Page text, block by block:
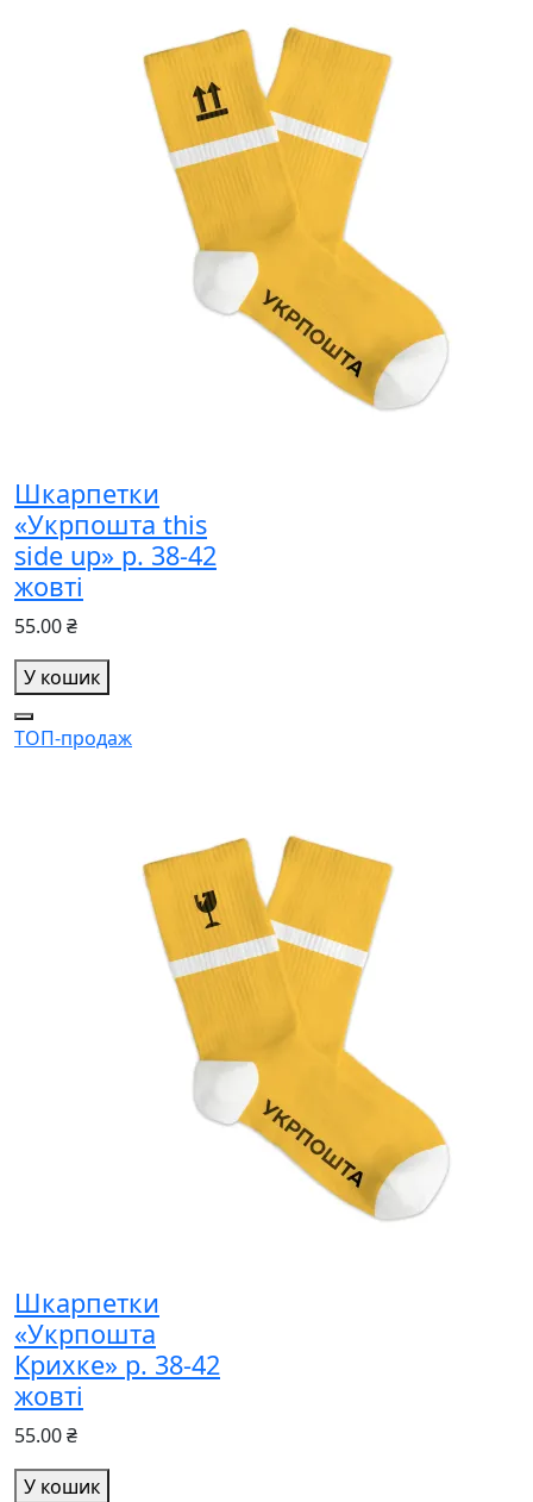
Шкарпетки
«Укрпошта this
side up» р. 38-42
жовті
55.00 ₴
У кошик
ТОП-продаж
Шкарпетки
«Укрпошта
Крихке» р. 38-42
жовті
55.00 ₴
У кошик